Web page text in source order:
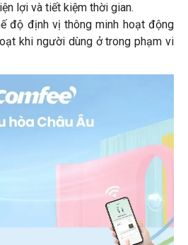
lợi và tiết kiệm thời gian.
độ định vị thông minh hoạt động
khi người dùng ở trong phạm vi